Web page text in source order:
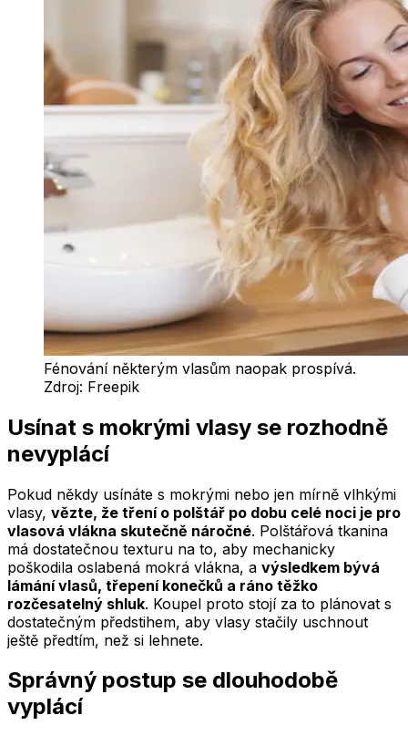
Fénování některým vlasům naopak prospívá.
Zdroj: Freepik
Usínat s mokrými vlasy se rozhodně
nevyplácí
Pokud někdy usínáte s mokrými nebo jen mírně vlhkými
vlasy, vězte, že tření o polštář po dobu celé noci je pro
vlasová vlákna skutečně náročné. Polštářová tkanina
má dostatečnou texturu na to, aby mechanicky
poškodila oslabená mokrá vlákna, a výsledkem bývá
lámání vlasů, třepení konečků a ráno těžko
rozčesatelný shluk. Koupel proto stojí za to plánovat s
dostatečným předstihem, aby vlasy stačily uschnout
ještě předtím, než si lehnete.
Správný postup se dlouhodobě
vyplácí